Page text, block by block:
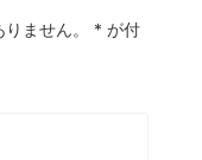
ません。 * が付